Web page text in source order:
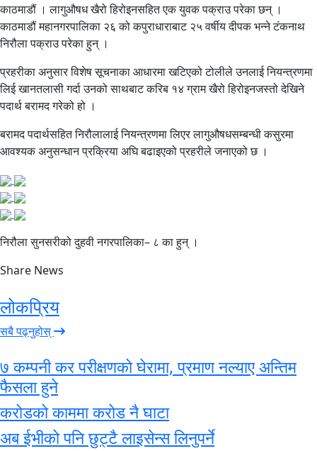
काठमाडौं । लागुऔषध खैरो हिरोइनसहित एक युवक पक्राउ परेका छन् ।
काठमाडौं महानगरपालिका २६ को कपुराधाराबाट २५ वर्षीय दीपक भन्ने टंकनाथ
निरौला पक्राउ परेका हुन् ।
प्रहरीका अनुसार विशेष सूचनाका आधारमा खटिएको टोलीले उनलाई नियन्त्रणमा
लिई खानतलासी गर्दा उनको साथबाट करिब १४ ग्राम खैरो हिरोइनजस्तो देखिने
पदार्थ बरामद गरेको हो ।
बरामद पदार्थसहित निरौलालाई नियन्त्रणमा लिएर लागुऔषधसम्बन्धी कसुरमा
आवश्यक अनुसन्धान प्रक्रिया अघि बढाइएको प्रहरीले जनाएको छ ।
निरौला सुनसरीको दुहवी नगरपालिका– ८ का हुन् ।
Share News
लोकप्रिय
सबै पढ्नुहोस्
७ कम्पनी कर परीक्षणको घेरामा, प्रमाण नल्याए अन्तिम
फैसला हुने
करोडको काममा करोड नै घाटा
अब ईभीको पनि छुट्टै लाइसेन्स लिनुपर्ने